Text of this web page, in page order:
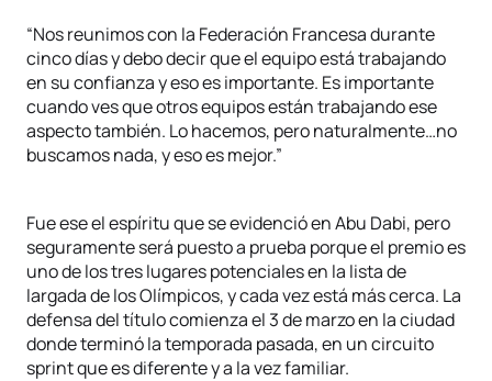
“Nos reunimos con la Federación Francesa durante
cinco días y debo decir que el equipo está trabajando
en su confianza y eso es importante. Es importante
cuando ves que otros equipos están trabajando ese
aspecto también. Lo hacemos, pero naturalmente…no
buscamos nada, y eso es mejor.”
Fue ese el espíritu que se evidenció en Abu Dabi, pero
seguramente será puesto a prueba porque el premio es
uno de los tres lugares potenciales en la lista de
largada de los Olímpicos, y cada vez está más cerca. La
defensa del título comienza el 3 de marzo en la ciudad
donde terminó la temporada pasada, en un circuito
sprint que es diferente y a la vez familiar.